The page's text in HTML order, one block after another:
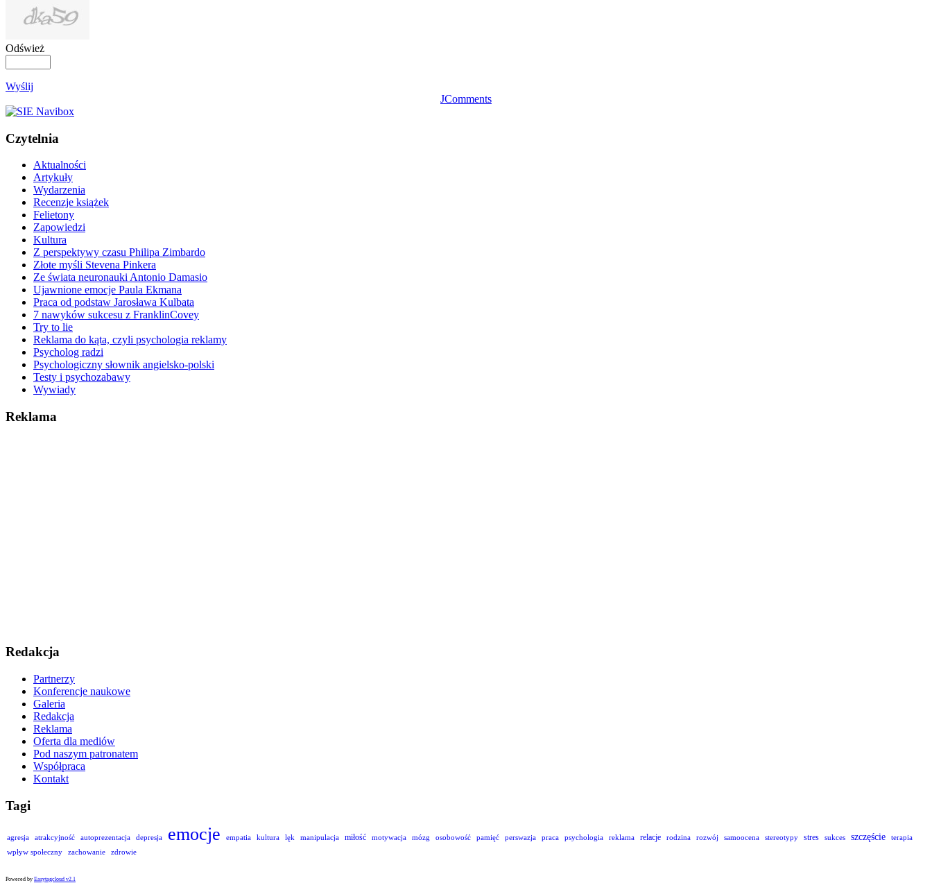
Odśwież
Wyślij
JComments
Czytelnia
Aktualności
Artykuły
Wydarzenia
Recenzje książek
Felietony
Zapowiedzi
Kultura
Z perspektywy czasu Philipa Zimbardo
Złote myśli Stevena Pinkera
Ze świata neuronauki Antonio Damasio
Ujawnione emocje Paula Ekmana
Praca od podstaw Jarosława Kulbata
7 nawyków sukcesu z FranklinCovey
Try to lie
Reklama do kąta, czyli psychologia reklamy
Psycholog radzi
Psychologiczny słownik angielsko-polski
Testy i psychozabawy
Wywiady
Reklama
Redakcja
Partnerzy
Konferencje naukowe
Galeria
Redakcja
Reklama
Oferta dla mediów
Pod naszym patronatem
Współpraca
Kontakt
Tagi
agresja atrakcyjność autoprezentacja depresja emocje empatia kultura lęk manipulacja miłość motywacja mózg osobowość pamięć perswazja praca psychologia reklama relacje rodzina rozwój samoocena stereotypy stres sukces szczęście
terapia
wpływ społeczny
zachowanie zdrowie
Powered by Easytagcloud v2.1